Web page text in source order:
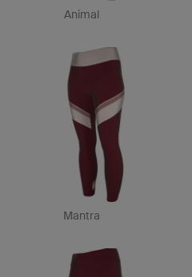
Animal
Mantra